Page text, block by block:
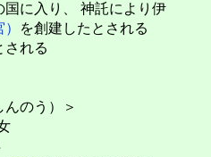
に入り、
神託により伊
を創建したとされる
される
のう）＞